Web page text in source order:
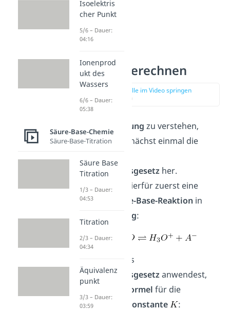
pKs Wert berechnen
zur Stelle im Video springen
(00:47)
Berechnung zu verstehen,
leiten wir uns zunächst einmal die
Massenwirkungsgesetz her.
Betrachten wir hierfür zuerst eine
allgemeine
Säure-Base-Reaktion in
wässriger Lösung:
Wenn du nun das
Massenwirkungsgesetzanwendest,
Formel für die
Gleichgewichtskonstante
:
Isoelektris
cher Punkt
5/6 – Dauer:
04:16
Ionenprod
ukt des
Wassers
6/6 – Dauer:
05:38
Säure-Base-Chemie
Säure-Base-Titration
Säure Base
Titration
1/3 – Dauer:
04:53
Titration
2/3 – Dauer:
04:34
Äquivalenz
punkt
3/3 – Dauer:
03:59